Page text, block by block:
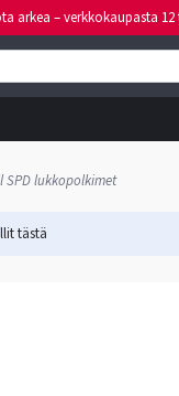
arkea – verkkokaupasta
SPD lukkopolkimet
tästä